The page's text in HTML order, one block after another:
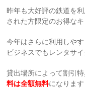
昨年も大好評の鉄道を
された方限定のお得な
今年はさらに利用しや
ビジネスでもレンタサ
貸出場所によって割引特
料は全額無料になります